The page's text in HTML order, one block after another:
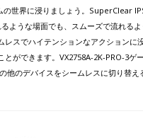
世界に浸りましょう。SuperClear
ような場面でも、スムーズで流れ
スでハイテンションなアクション
ができます。VX2758A-2K-PRO-3
他のデバイスをシームレスに切り替